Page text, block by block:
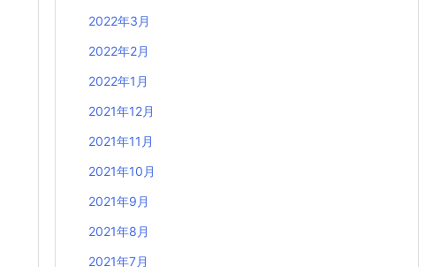
2022年3月
2022年2月
2022年1月
2021年12月
2021年11月
2021年10月
2021年9月
2021年8月
2021年7月